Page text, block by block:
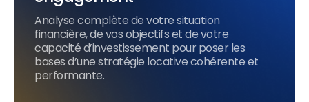
Analyse complète de votre situation
financière, de vos objectifs et de votre
capacité d’investissement pour poser les
bases d’une stratégie locative cohérente et
performante.